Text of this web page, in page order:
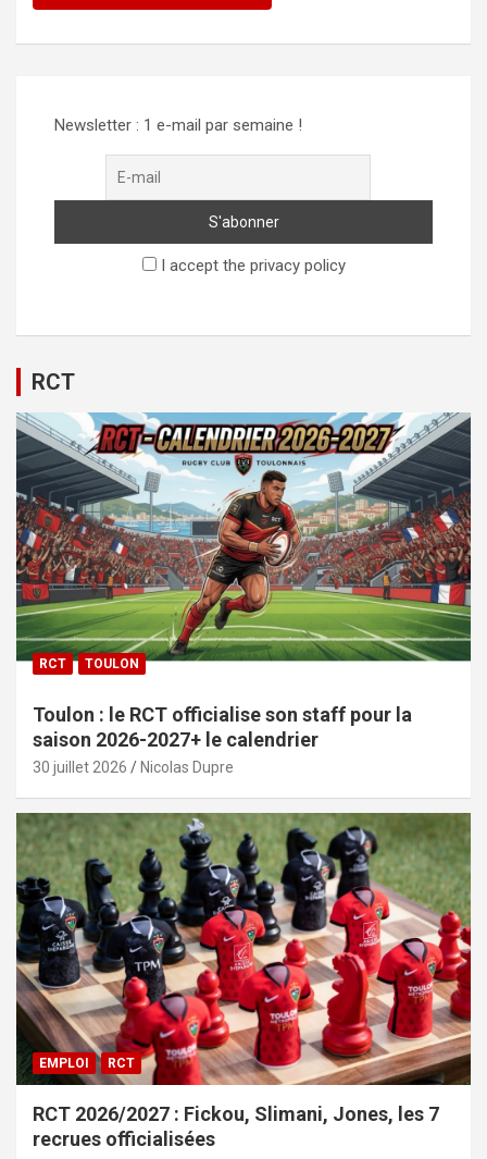
Newsletter : 1 e-mail par semaine !
I accept the privacy policy
RCT
RCT TOULON
Toulon : le RCT officialise son staff pour la
saison 2026-2027+ le calendrier
30 juillet 2026 Nicolas Dupre
EMPLOI RCT
RCT 2026/2027 : Fickou, Slimani, Jones, les 7
recrues officialisées